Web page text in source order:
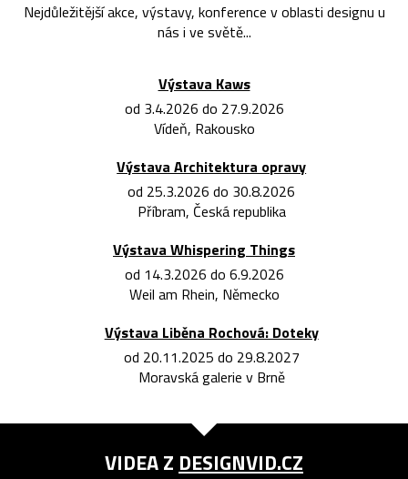
Nejdůležitější akce, výstavy, konference v oblasti designu u
nás i ve světě...
Výstava Kaws
od 3.4.2026 do 27.9.2026
Vídeň, Rakousko
Výstava Architektura opravy
od 25.3.2026 do 30.8.2026
Příbram, Česká republika
Výstava Whispering Things
od 14.3.2026 do 6.9.2026
Weil am Rhein, Německo
Výstava Liběna Rochová: Doteky
od 20.11.2025 do 29.8.2027
Moravská galerie v Brně
VIDEA Z DESIGNVID.CZ